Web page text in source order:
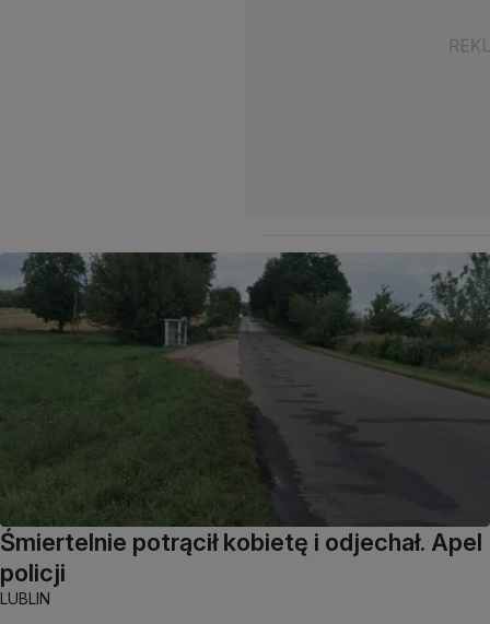
Śmiertelnie potrącił kobietę i odjechał. Apel
policji
LUBLIN